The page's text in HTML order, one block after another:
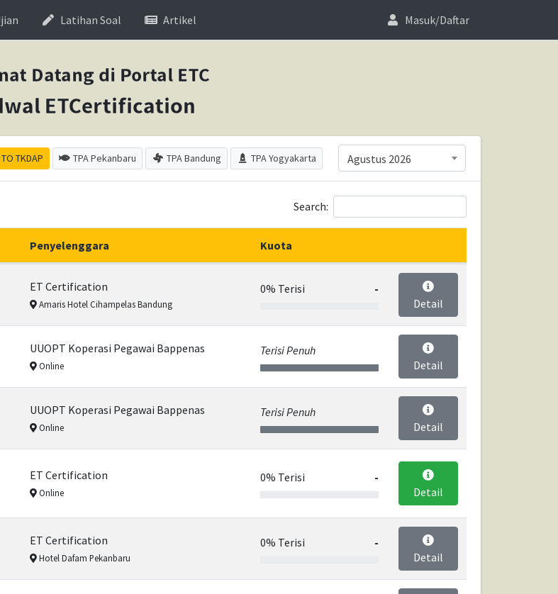
Latihan Soal Artikel Masuk/Daftar
Datang di Portal ETC
ETCertification
TKDAP TPA Pekanbaru TPA Bandung TPA Yogyakarta Agustus 2026
Search:
Penyelenggara Kuota
ET Certification
Amaris Hotel Cihampelas Bandung
0% Terisi
-
Detail
UUOPT Koperasi Pegawai Bappenas
Online
Terisi Penuh
Detail
UUOPT Koperasi Pegawai Bappenas
Online
Terisi Penuh
Detail
ET Certification
Online
0% Terisi
-
Detail
ET Certification
Hotel Dafam Pekanbaru
0% Terisi
-
Detail